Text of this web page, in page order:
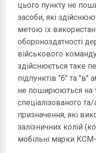
цього пункту не
засоби, які
метою їх
обороноздатності
військового
здійснюється таке
підпунктів "б" та "в"
не поширюються на
спеціалізованого
призначення, які
залізничних колій
мобільні марки